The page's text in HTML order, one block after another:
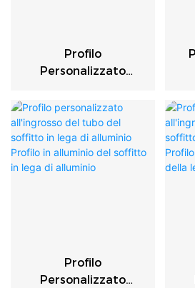
Profilo
Personalizzato
Del Soffitto In Lega
Di Alluminio Profilo In
Alluminio Del Soffitto
In Lega Di Alluminio
Profilo
Personalizzato